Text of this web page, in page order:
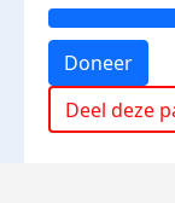
Doneer
Deel deze